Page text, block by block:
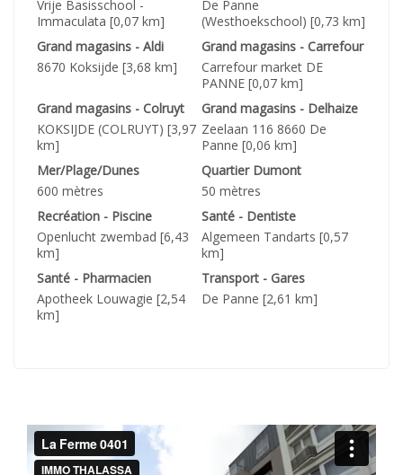
Vrije Basisschool -
Immaculata [0,07 km]
De Panne
(Westhoekschool) [0,73 km]
Grand magasins - Aldi
8670 Koksijde [3,68 km]
Grand magasins - Carrefour
Carrefour market DE
PANNE [0,07 km]
Grand magasins - Colruyt
KOKSIJDE (COLRUYT) [3,97
km]
Grand magasins - Delhaize
Zeelaan 116 8660 De
Panne [0,06 km]
Mer/Plage/Dunes
600 mètres
Quartier Dumont
50 mètres
Recréation - Piscine
Openlucht zwembad [6,43
km]
Santé - Dentiste
Algemeen Tandarts [0,57
km]
Santé - Pharmacien
Apotheek Louwagie [2,54
km]
Transport - Gares
De Panne [2,61 km]